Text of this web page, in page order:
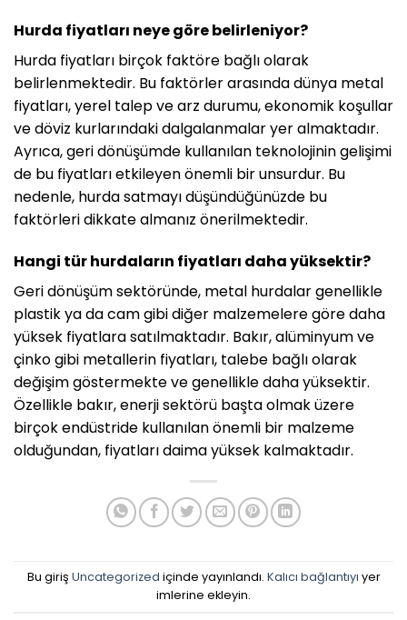
Hurda fiyatları neye göre belirleniyor?
Hurda fiyatları birçok faktöre bağlı olarak
belirlenmektedir. Bu faktörler arasında dünya metal
fiyatları, yerel talep ve arz durumu, ekonomik koşullar
ve döviz kurlarındaki dalgalanmalar yer almaktadır.
Ayrıca, geri dönüşümde kullanılan teknolojinin gelişimi
de bu fiyatları etkileyen önemli bir unsurdur. Bu
nedenle, hurda satmayı düşündüğünüzde bu
faktörleri dikkate almanız önerilmektedir.
Hangi tür hurdaların fiyatları daha yüksektir?
Geri dönüşüm sektöründe, metal hurdalar genellikle
plastik ya da cam gibi diğer malzemelere göre daha
yüksek fiyatlara satılmaktadır. Bakır, alüminyum ve
çinko gibi metallerin fiyatları, talebe bağlı olarak
değişim göstermekte ve genellikle daha yüksektir.
Özellikle bakır, enerji sektörü başta olmak üzere
birçok endüstride kullanılan önemli bir malzeme
olduğundan, fiyatları daima yüksek kalmaktadır.
Bu giriş Uncategorized içinde yayınlandı. Kalıcı bağlantıyı yer
imlerine ekleyin.